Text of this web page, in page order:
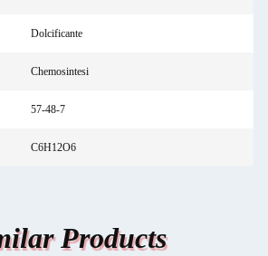
Dolcificante
Chemosintesi
57-48-7
C6H12O6
Products